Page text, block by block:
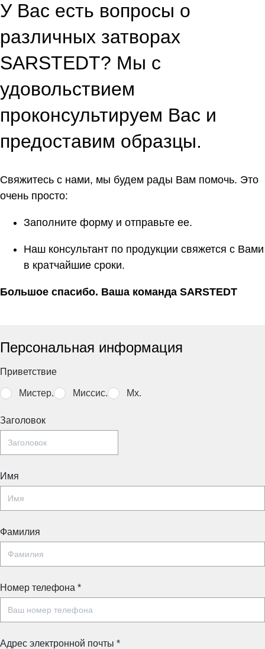
У Вас есть вопросы о
различных затворах
SARSTEDT? Мы с
удовольствием
проконсультируем Вас и
предоставим образцы.
Свяжитесь с нами, мы будем рады Вам помочь. Это
очень просто:
Заполните форму и отправьте ее.
Наш консультант по продукции свяжется с Вами
в кратчайшие сроки.
Большое спасибо. Ваша команда SARSTEDT
Персональная информация
Приветствие
Мистер. Миссис. Mx.
Заголовок
Имя
Фамилия
Номер телефона *
Адрес электронной почты *